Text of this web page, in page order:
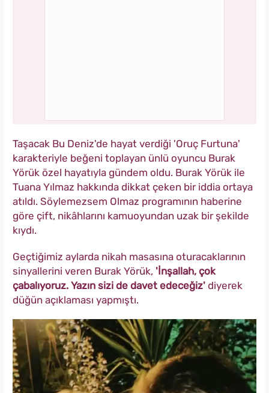
Taşacak Bu Deniz'de hayat verdiği 'Oruç Furtuna'
karakteriyle beğeni toplayan ünlü oyuncu Burak
Yörük özel hayatıyla gündem oldu. Burak Yörük ile
Tuana Yılmaz hakkında dikkat çeken bir iddia ortaya
atıldı. Söylemezsem Olmaz programının haberine
göre çift, nikâhlarını kamuoyundan uzak bir şekilde
kıydı.
Geçtiğimiz aylarda nikah masasına oturacaklarının
sinyallerini veren Burak Yörük, 'İnşallah, çok
çabalıyoruz. Yazın sizi de davet edeceğiz' diyerek
düğün açıklaması yapmıştı.